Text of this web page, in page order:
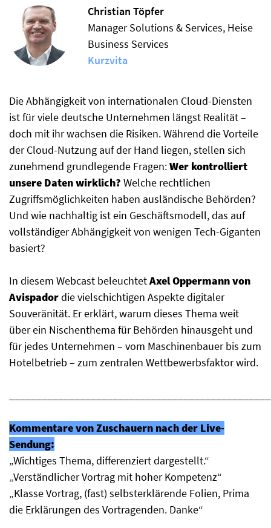
Christian Töpfer
Manager Solutions & Services, Heise
Business Services
Kurzvita
Die Abhängigkeit von internationalen Cloud-Diensten
ist für viele deutsche Unternehmen längst Realität –
doch mit ihr wachsen die Risiken. Während die Vorteile
der Cloud-Nutzung auf der Hand liegen, stellen sich
zunehmend grundlegende Fragen:Wer kontrolliert
unsere Daten wirklich? Welche rechtlichen
Zugriffsmöglichkeiten haben ausländische Behörden?
Und wie nachhaltig ist ein Geschäftsmodell, das auf
vollständiger Abhängigkeit von wenigen Tech-Giganten
basiert?
In diesem Webcast beleuchtetAxel Oppermann von
Avispadordie vielschichtigen Aspekte digitaler
Souveränität. Er erklärt, warum dieses Thema weit
über ein Nischenthema für Behörden hinausgeht und
für jedes Unternehmen – vom Maschinenbauer bis zum
Hotelbetrieb – zum zentralen Wettbewerbsfaktor wird.
Kommentare von Zuschauern nach der Live-
Sendung:
„Wichtiges Thema, differenziert dargestellt.“
„Verständlicher Vortrag mit hoher Kompetenz“
„Klasse Vortrag, (fast) selbsterklärende Folien, Prima
die Erklärungen des Vortragenden. Danke“